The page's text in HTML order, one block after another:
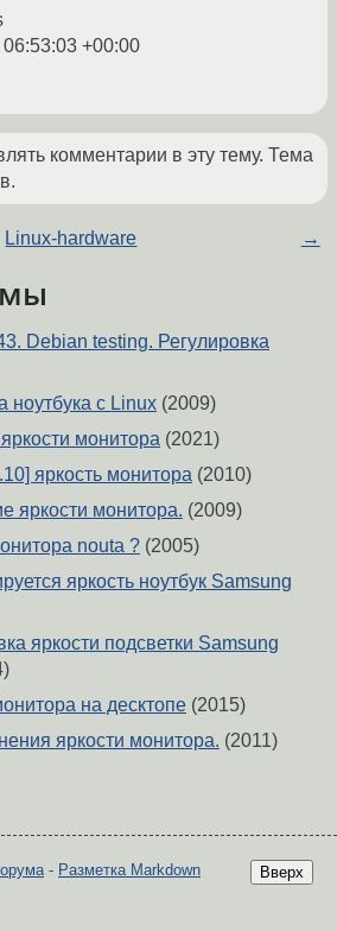
+00:00
комментарии в эту тему. Тема
Linux-hardware →
Debian testing. Регулировка
ноутбука с Linux (2009)
монитора (2021)
яркость монитора (2010)
яркости монитора. (2009)
nouta ? (2005)
яркость ноутбук Samsung
яркости подсветки Samsung
на десктопе (2015)
яркости монитора. (2011)
Вверх
- Разметка Markdown